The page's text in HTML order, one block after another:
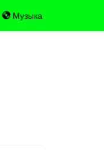
Музыка